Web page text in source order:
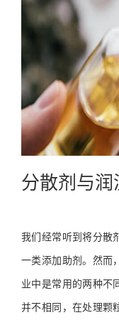
分散剂与润
我们经常听到将分散
一类添加助剂。然而
业中是常用的两种不
并不相同，在处理颗